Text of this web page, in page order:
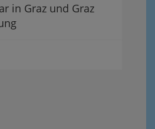
in Graz und Graz